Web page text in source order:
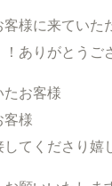
様に来ていた
ありがとうご
たお客様
客様
てくださり嬉